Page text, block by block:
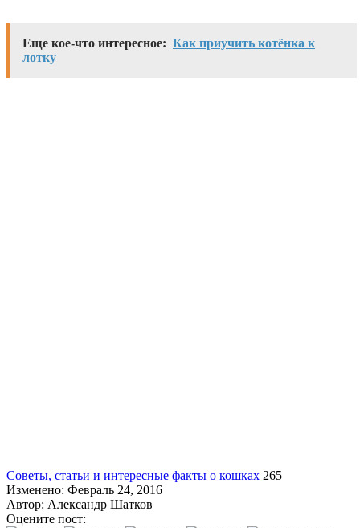
Еще кое-что интересное: Как приучить котёнка к
лотку
Советы, статьи и интересные факты о кошках 265
Изменено: Февраль 24, 2016
Автор: Александр Шатков
Оцените пост: